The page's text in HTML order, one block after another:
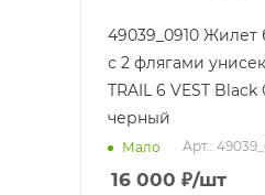
49039_0910 Жилет
с 2 флягами
TRAIL 6 VEST Black
черный
Мало Арт.:
16 000 ₽/шт